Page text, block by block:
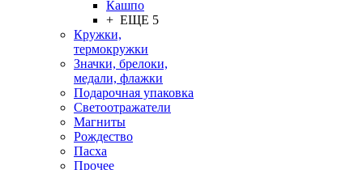
Кашпо
+ ЕЩЕ 5
Кружки,
термокружки
Значки, брелоки,
медали, флажки
Подарочная упаковка
Светоотражатели
Магниты
Рождество
Пасха
Прочее